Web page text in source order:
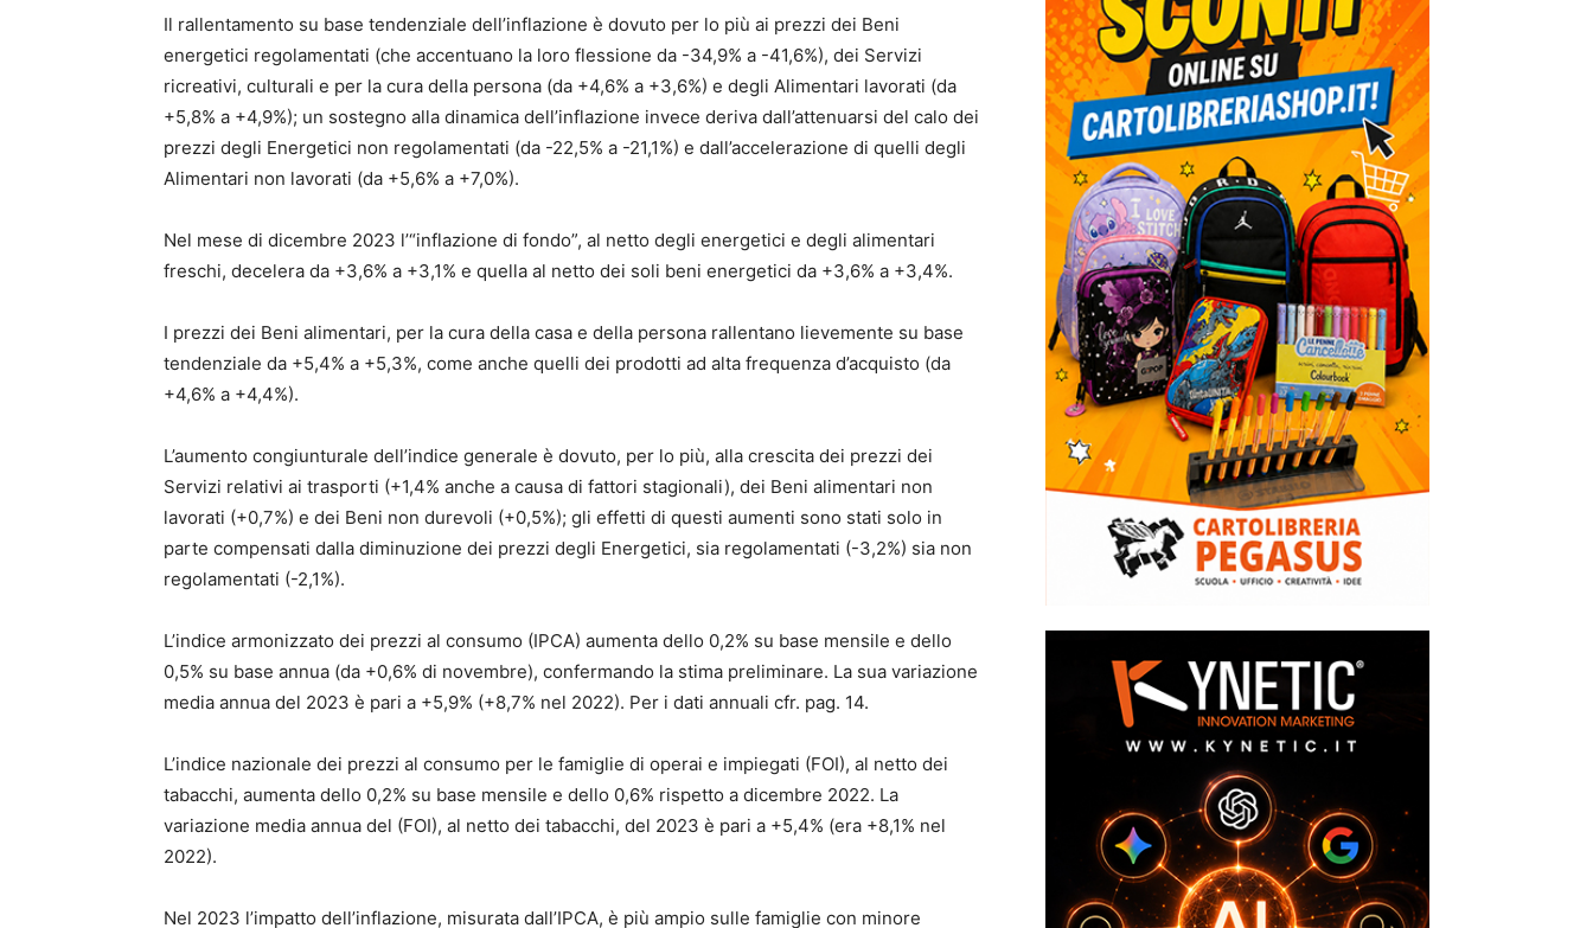
Il rallentamento su base tendenziale dell’inflazione è dovuto per lo più ai prezzi dei Beni
energetici regolamentati (che accentuano la loro flessione da -34,9% a -41,6%), dei Servizi
ricreativi, culturali e per la cura della persona (da +4,6% a +3,6%) e degli Alimentari lavorati (da
+5,8% a +4,9%); un sostegno alla dinamica dell’inflazione invece deriva dall’attenuarsi del calo dei
prezzi degli Energetici non regolamentati (da -22,5% a -21,1%) e dall’accelerazione di quelli degli
Alimentari non lavorati (da +5,6% a +7,0%).
Nel mese di dicembre 2023 l’“inflazione di fondo”, al netto degli energetici e degli alimentari
freschi, decelera da +3,6% a +3,1% e quella al netto dei soli beni energetici da +3,6% a +3,4%.
I prezzi dei Beni alimentari, per la cura della casa e della persona rallentano lievemente su base
tendenziale da +5,4% a +5,3%, come anche quelli dei prodotti ad alta frequenza d’acquisto (da
+4,6% a +4,4%).
L’aumento congiunturale dell’indice generale è dovuto, per lo più, alla crescita dei prezzi dei
Servizi relativi ai trasporti (+1,4% anche a causa di fattori stagionali), dei Beni alimentari non
lavorati (+0,7%) e dei Beni non durevoli (+0,5%); gli effetti di questi aumenti sono stati solo in
parte compensati dalla diminuzione dei prezzi degli Energetici, sia regolamentati (-3,2%) sia non
regolamentati (-2,1%).
L’indice armonizzato dei prezzi al consumo (IPCA) aumenta dello 0,2% su base mensile e dello
0,5% su base annua (da +0,6% di novembre), confermando la stima preliminare. La sua variazione
media annua del 2023 è pari a +5,9% (+8,7% nel 2022). Per i dati annuali cfr. pag. 14.
L’indice nazionale dei prezzi al consumo per le famiglie di operai e impiegati (FOI), al netto dei
tabacchi, aumenta dello 0,2% su base mensile e dello 0,6% rispetto a dicembre 2022. La
variazione media annua del (FOI), al netto dei tabacchi, del 2023 è pari a +5,4% (era +8,1% nel
2022).
Nel 2023 l’impatto dell’inflazione, misurata dall’IPCA, è più ampio sulle famiglie con minore